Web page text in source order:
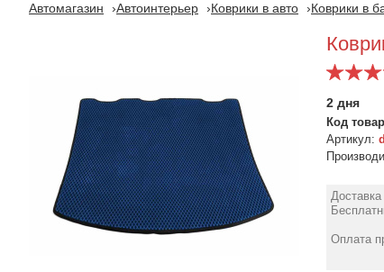
Автомагазин Автоинтерьер Коврики в авто Коврики в
2 дня
Код
Артикул:
Оплата